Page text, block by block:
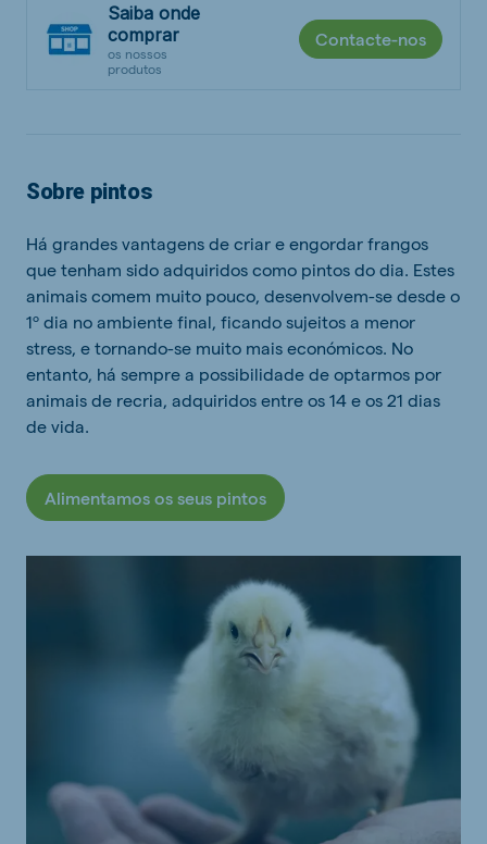
Saiba onde
comprar
os nossos
produtos
Contacte-nos
Sobre pintos
Há grandes vantagens de criar e engordar frangos
que tenham sido adquiridos como pintos do dia. Estes
animais comem muito pouco, desenvolvem-se desde o
1º dia no ambiente final, ficando sujeitos a menor
stress, e tornando-se muito mais económicos. No
entanto, há sempre a possibilidade de optarmos por
animais de recria, adquiridos entre os 14 e os 21 dias
de vida.
Alimentamos os seus pintos